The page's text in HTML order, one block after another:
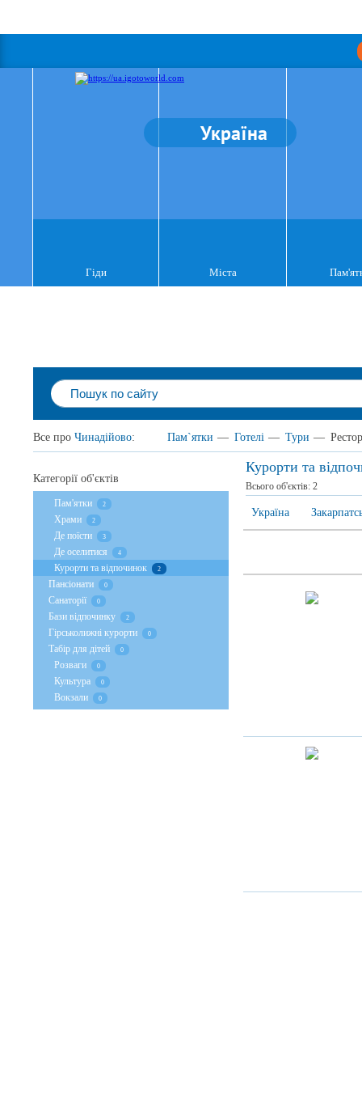
Україна
Гіди Міста
Все про Чинадійово: Пам`ятки — Готелі — Тури —
Курорти та
Всього об'єктів: 2
Україна
Категорії об'єктів
Пам'ятки 2
Храми 2
Де поїсти 3
Де оселитися 4
Курорти та відпочинок 2
Пансіонати 0
Санаторії 0
Бази відпочинку 2
Гірськолижні курорти 0
Табір для дітей 0
Розваги 0
Культура 0
Вокзали 0